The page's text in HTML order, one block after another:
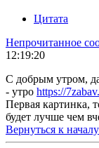
Цитата
Непрочитанное
12:19:20
С добрым утром,
- утро https://
Первая картинка,
будет лучше чем
Вернуться к началу